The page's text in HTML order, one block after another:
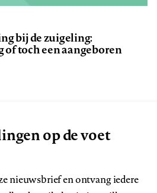
bij de zuigeling:
toch een aangeboren
op de voet
nieuwsbrief en ontvang iedere